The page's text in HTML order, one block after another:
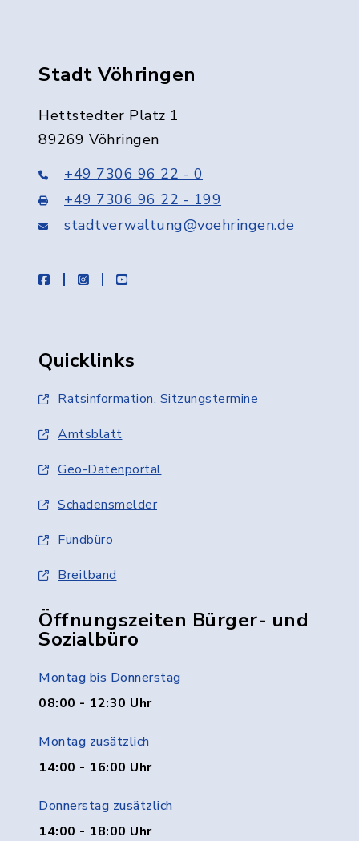
Stadt Vöhringen
Hettstedter Platz 1
89269 Vöhringen
+49 7306 96 22 - 0
+49 7306 96 22 - 199
stadtverwaltung@voehringen.de
facebookinstagramyoutube
Quicklinks
Ratsinformation, Sitzungstermine
Amtsblatt
Geo-Datenportal
Schadensmelder
Fundbüro
Breitband
Öffnungszeiten Bürger- und
Sozialbüro
Montag bis Donnerstag
08:00 - 12:30 Uhr
Montag zusätzlich
14:00 - 16:00 Uhr
Donnerstag zusätzlich
14:00 - 18:00 Uhr